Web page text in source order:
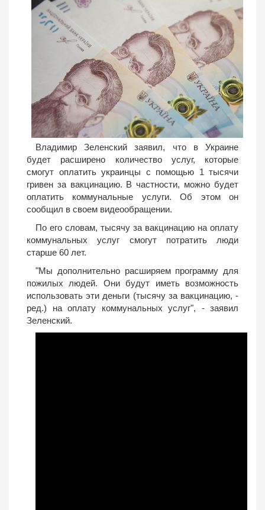
Владимир Зеленский заявил, что в Украине
будет расширено количество услуг, которые
смогут оплатить украинцы с помощью 1 тысячи
гривен за вакцинацию. В частности, можно будет
оплатить коммунальные услуги. Об этом он
сообщил в своем видеообращении.
По его словам, тысячу за вакцинацию на оплату
коммунальных услуг смогут потратить люди
старше 60 лет.
"Мы дополнительно расширяем программу для
пожилых людей. Они будут иметь возможность
использовать эти деньги (тысячу за вакцинацию, -
ред.) на оплату коммунальных услуг", - заявил
Зеленский.